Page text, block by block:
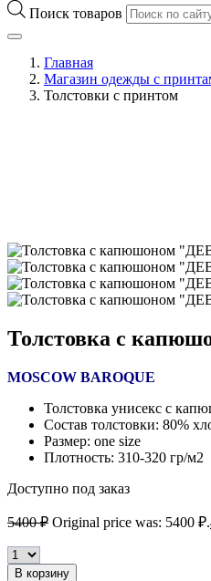
Поиск товаров
Главная
Магазин одежды с
Толстовки с принтом
Толстовка с
MOSCOW BAROQUE
Толстовка унисекс с
Состав толстовки: 80%
Размер: one size
Плотность: 310-320 гр/м2
Доступно под заказ
5400₽ Original price was: 5400 ₽.
В корзину